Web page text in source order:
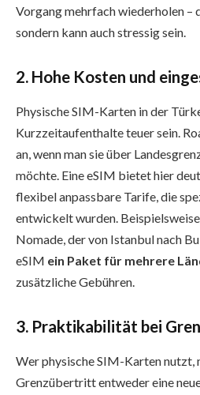
Vorgang mehrfach wiederholen –
sondern kann auch stressig sein.
2. Hohe Kosten und
Physische SIM-Karten in der
Kurzzeitaufenthalte teuer sein.
an, wenn man sie über
möchte. Eine eSIM bietet hier
flexibel anpassbare Tarife, die
entwickelt wurden.
Nomade, der von Istanbul nach
eSIM ein Paket für mehrere
zusätzliche Gebühren.
3. Praktikabilität bei
Wer physische SIM-Karten nutzt,
Grenzübertritt entweder eine